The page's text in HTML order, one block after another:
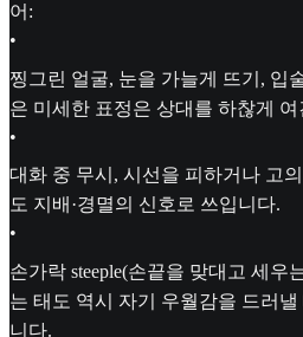
어:
•
찡그린 얼굴, 눈을 가늘게 뜨기, 입
은 미세한 표정은 상대를 하찮게
•
대화 중 무시, 시선을 피하거나 고
도 지배·경멸의 신호로 쓰입니다.
•
손가락 steeple(손끝을 맞대고 세우
는 태도 역시 자기 우월감을 드러
니다.